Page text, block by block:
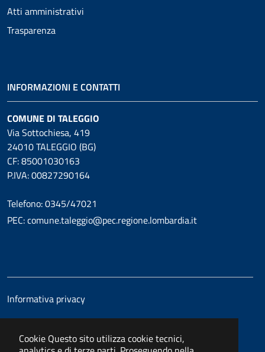
Cookie Questo sito utilizza cookie tecnici,
Atti amministrativi
Trasparenza
INFORMAZIONI E CONTATTI
COMUNE DI TALEGGIO
Via Sottochiesa, 419
24010 TALEGGIO (BG)
CF: 85001030163
P.IVA: 00827290164
Telefono: 0345/47021
PEC: comune.taleggio@pec.regione.lombardia.it
Informativa privacy